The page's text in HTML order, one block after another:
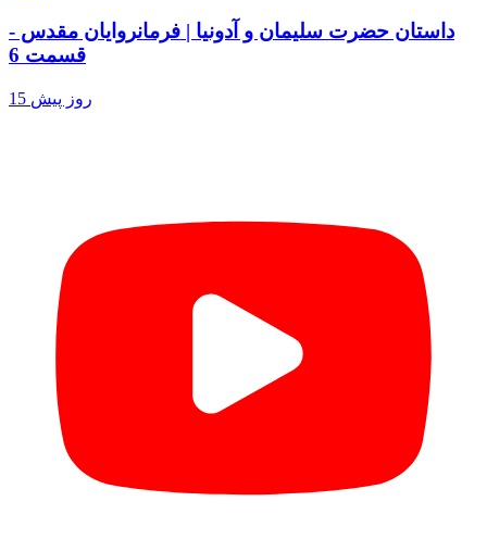
داستان حضرت سلیمان و آدونیا | فرمانروایان مقدس -
قسمت 6
15 روز پیش